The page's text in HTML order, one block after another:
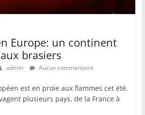
Europe: un continent
brasiers
admin Aucun commentaire
est en proie aux flammes cet été.
plusieurs pays, de la France à